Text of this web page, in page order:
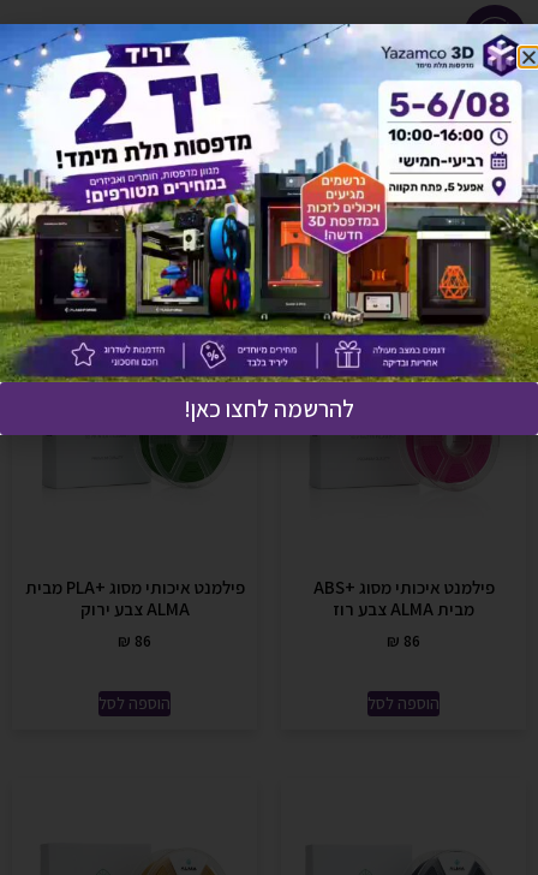
יש לך שאלה על המוצר?
לחץ כאן ונציגנו יחזרו אליך בהקדם!
אולי יעניין אותך גם
פילמנט איכותי מסוג +ABS
מבית ALMA צבע רוז
₪ 86
הוספה לסל
פילמנט איכותי מסוג +PLA מבית
ALMA צבע ירוק
₪ 86
הוספה לסל
להרשמה לחצו כאן!